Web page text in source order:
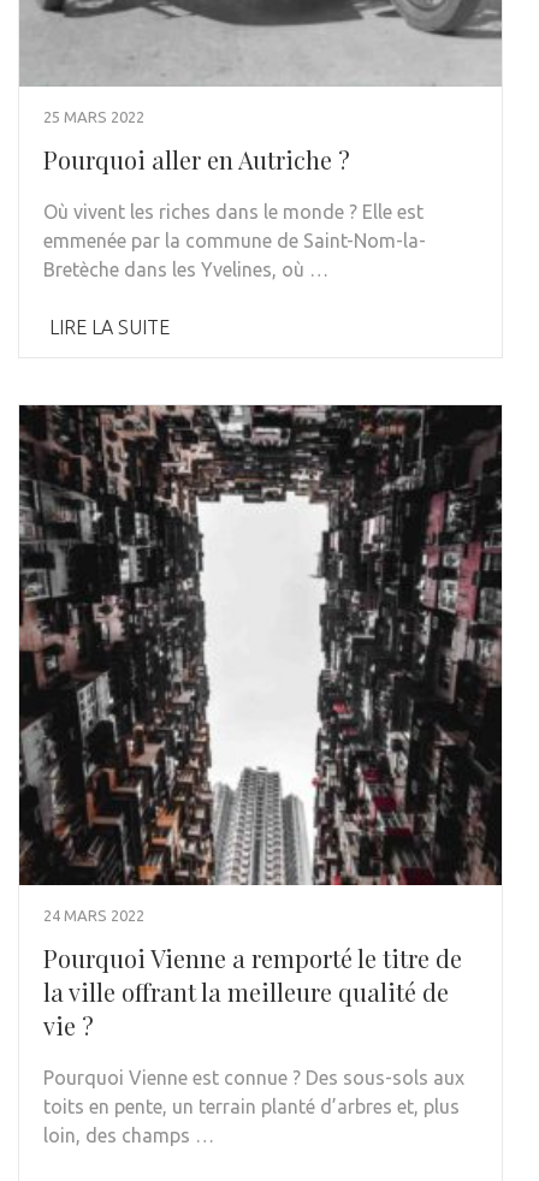
25 MARS 2022
Pourquoi aller en Autriche ?
Où vivent les riches dans le monde ? Elle est
emmenée par la commune de Saint-Nom-la-
Bretèche dans les Yvelines, où …
LIRE LA SUITE
24 MARS 2022
Pourquoi Vienne a remporté le titre de
la ville offrant la meilleure qualité de
vie ?
Pourquoi Vienne est connue ? Des sous-sols aux
toits en pente, un terrain planté d’arbres et, plus
loin, des champs …